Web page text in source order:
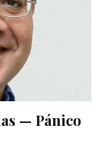
— Pánico